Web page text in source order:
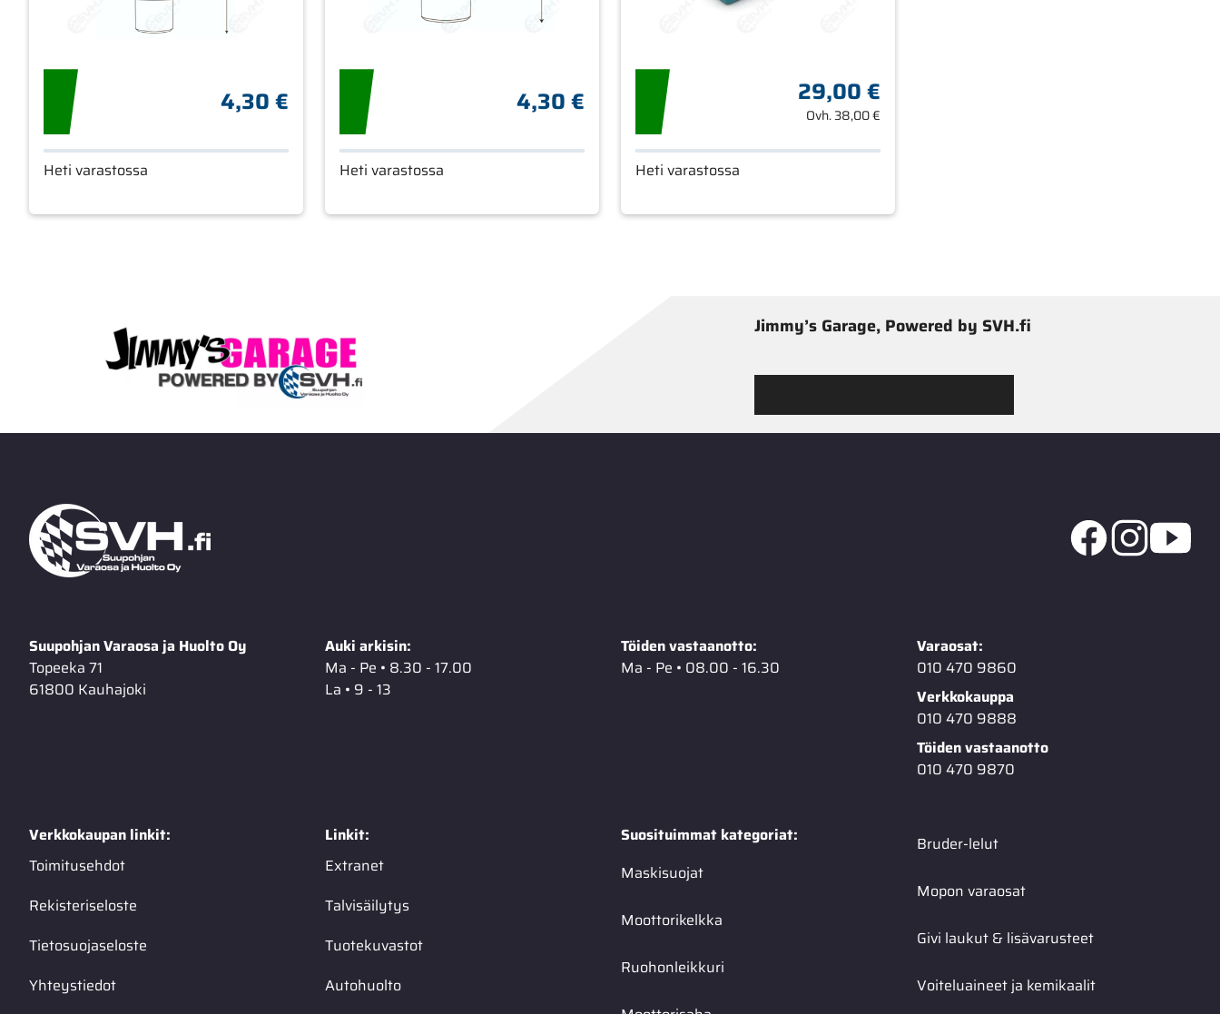
4,30 €
Heti varastossa
4,30 €
Heti varastossa
29,00 €
Ovh.38,00 €
Heti varastossa
Jimmy’s Garage, Powered by SVH.fi
Suupohjan Varaosa ja Huolto Oy
Topeeka 71
61800 Kauhajoki
Auki arkisin:
Ma - Pe • 8.30 - 17.00
La • 9 - 13
Töiden vastaanotto:
Ma - Pe • 08.00 - 16.30
Varaosat:
010 470 9860
Verkkokauppa
010 470 9888
Töiden vastaanotto
010 470 9870
Verkkokaupan linkit:
Toimitusehdot
Rekisteriseloste
Tietosuojaseloste
Yhteystiedot
Linkit:
Extranet
Talvisäilytys
Tuotekuvastot
Autohuolto
Suosituimmat kategoriat:
Maskisuojat
Moottorikelkka
Ruohonleikkuri
Bruder-lelut
Mopon varaosat
Givi laukut & lisävarusteet
Voiteluaineet ja kemikaalit